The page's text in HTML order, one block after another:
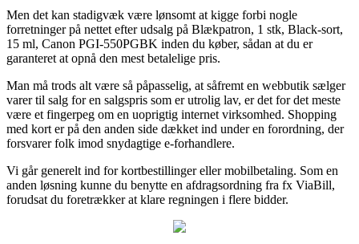
Men det kan stadigvæk være lønsomt at kigge forbi nogle
forretninger på nettet efter udsalg på Blækpatron, 1 stk, Black-sort,
15 ml, Canon PGI-550PGBK inden du køber, sådan at du er
garanteret at opnå den mest betalelige pris.
Man må trods alt være så påpasselig, at såfremt en webbutik sælger
varer til salg for en salgspris som er utrolig lav, er det for det meste
være et fingerpeg om en uoprigtig internet virksomhed. Shopping
med kort er på den anden side dækket ind under en forordning, der
forsvarer folk imod snydagtige e-forhandlere.
Vi går generelt ind for kortbestillinger eller mobilbetaling. Som en
anden løsning kunne du benytte en afdragsordning fra fx ViaBill,
forudsat du foretrækker at klare regningen i flere bidder.